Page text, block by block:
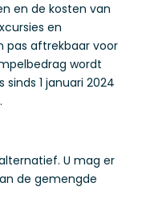
en de kosten van
en
pas aftrekbaar voor
wordt
1 januari 2024
U mag er
de gemengde